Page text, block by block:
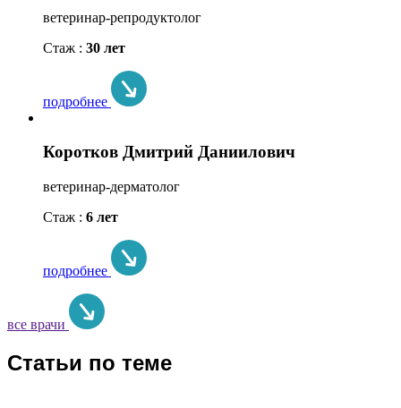
ветеринар-репродуктолог
Стаж : 30 лет
подробнее
Коротков Дмитрий Даниилович
ветеринар-дерматолог
Стаж : 6 лет
подробнее
все врачи
Статьи по теме